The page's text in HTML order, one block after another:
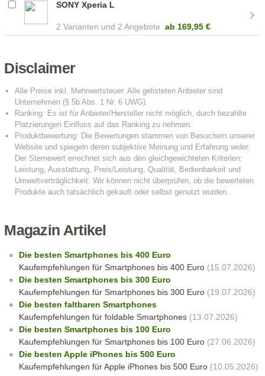
SONY Xperia L
2 2 Angebote ab 169,95 €
Disclaimer
Magazin Artikel
Die besten Smartphones bis 400 Euro
Kaufempfehlungen für Smartphones bis 400 Euro(15.07.2026)
Die besten Smartphones bis 300 Euro
Kaufempfehlungen für Smartphones bis 300 Euro(19.07.2026)
Die besten faltbaren Smartphones
Kaufempfehlungen für foldable Smartphones(13.07.2026)
Die besten Smartphones bis 100 Euro
Kaufempfehlungen für Smartphones bis 100 Euro(27.06.2026)
Die besten Apple iPhones bis 500 Euro
Kaufempfehlungen für Apple iPhones bis 500 Euro(10.05.2026)